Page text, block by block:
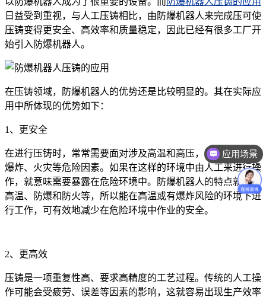
日益受到重视，与人工压铸相比，由防爆机器人来完成压可使
压铸变得更安全、高效率和质量稳定，因此已经有很多工厂开
始引入防爆机器人。
在压铸领域，防爆机器人的优势还是比较明显的。其在实际应
用中所体现的优势如下：
1、更安全
在进行压铸时，常常需要面对涉及高温和高压，甚至还会存在
爆炸、火灾等危险因素。如果在这样的环境中由人工来进行操
作，就意味需要暴露在危险环境中。防爆机器人的特点就是耐
高温、防爆和防火等，所以能在高温或有爆炸风险的环境下进
行工作，可有效地减少在危险环境中作业的安全。
2、更高效
压铸是一项重复性高、要求高精度的工艺过程。传统的人工操
作可能会受疲劳、误差等因素的影响，这就容易出现生产效率
应用场景
价格咨询